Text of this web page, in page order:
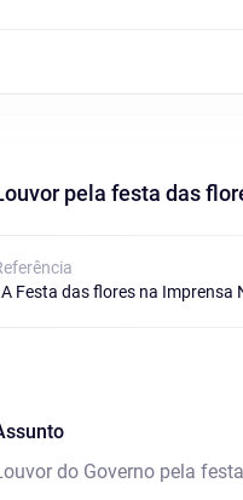
pela festa das
Festa das flores na Imprensa
do Governo pela